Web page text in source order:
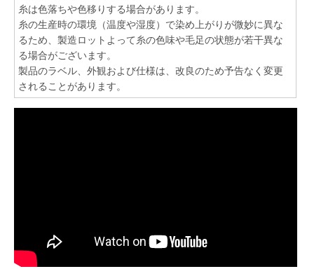
糸は色落ちや色移りする場合があります。
糸の生産時の環境（温度や湿度）で染め上がりが微妙に異な
るため、製造ロットよって糸の色味や毛足の状態が若干異な
る場合がございます。
製品のラベル、外観および仕様は、改良のため予告なく変更
されることがあります。